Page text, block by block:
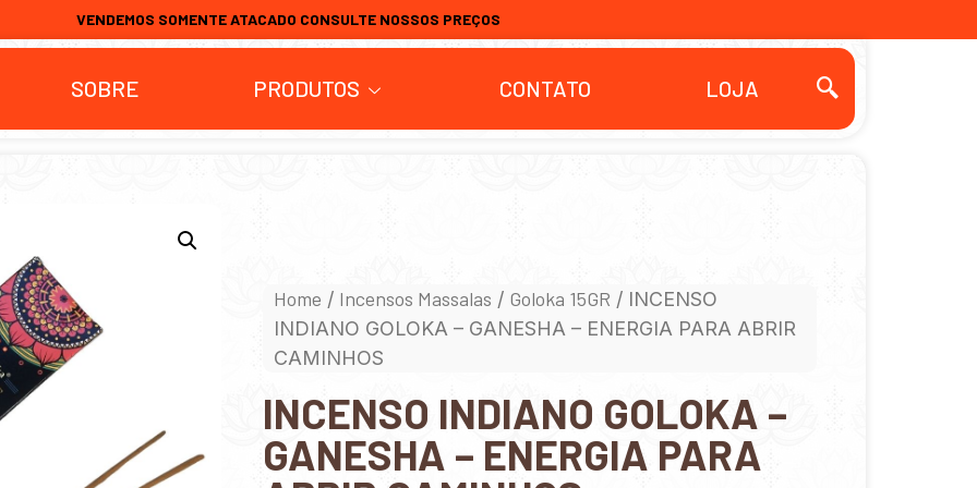
VENDEMOS SOMENTE ATACADO CONSULTE NOSSOS PREÇOS
SOBRE PRODUTOS CONTATO LOJA
Home / Incensos Massalas / Goloka 15GR / INCENSO
INDIANO GOLOKA – GANESHA – ENERGIA PARA ABRIR
CAMINHOS
INCENSO INDIANO GOLOKA –
GANESHA – ENERGIA PARA